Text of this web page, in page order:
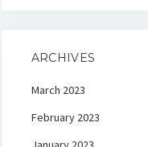
ARCHIVES
March 2023
February 2023